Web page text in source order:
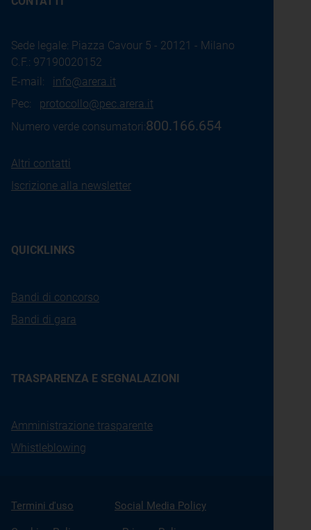
Sede legale: Piazza Cavour 5 - 20121 - Milano
C.F.: 97190020152
E-mail: info@arera.it
Pec: protocollo@pec.arera.it
Numero verde consumatori:800.166.654
Altri contatti
Iscrizione alla newsletter
QUICKLINKS
Bandi di concorso
Bandi di gara
TRASPARENZA E SEGNALAZIONI
Amministrazione trasparente
Whistleblowing
Termini d'uso Social Media Policy